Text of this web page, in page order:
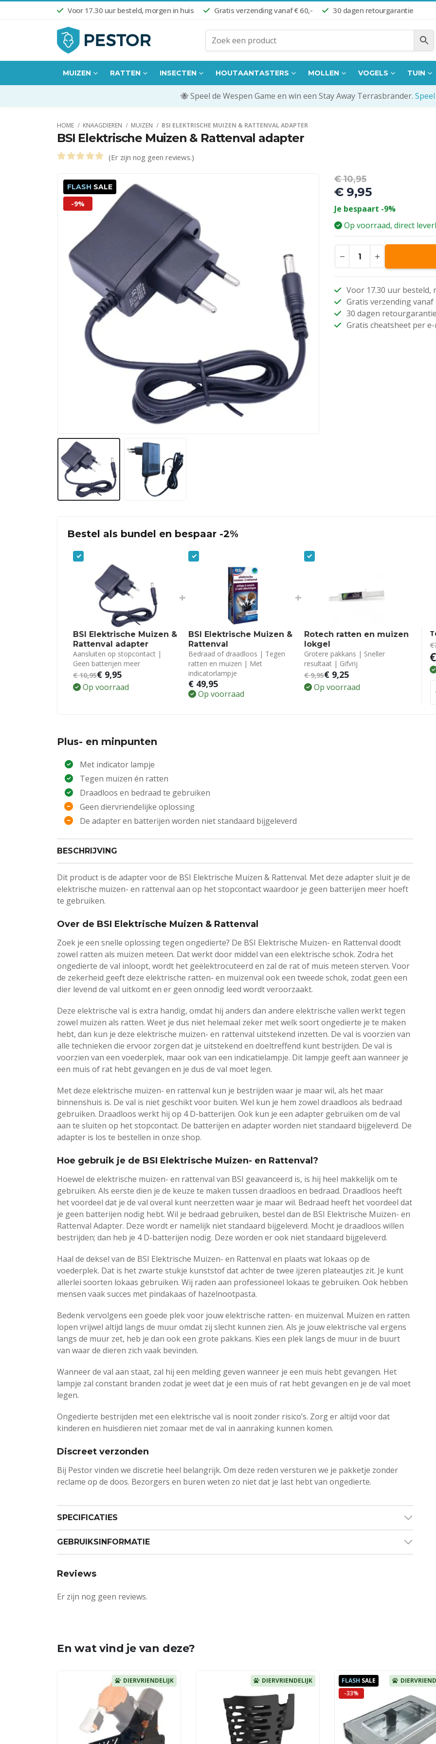
Voor 17.30 uur besteld, morgen in huis Gratis verzending vanaf € 60,- 30 dagen retourgarantie
MUIZEN RATTEN INSECTEN HOUTAANTASTERS MOLLEN VOGELS TUIN
🐝 Speel de Wespen Game en win een Stay Away Terrasbrander.
HOME KNAAGDIEREN MUIZEN BSI ELEKTRISCHE MUIZEN & RATTENVAL ADAPTER
BSI Elektrische Muizen & Rattenval adapter
(Er zijn nog geen reviews.)
FLASH SALE
-9%
€10,95
prijs
was:
€ 10,95.
€9,95
Huidige
prijs
is:
€ 9,95.
Je bespaart -9%
Op voorraad, direct
Voor 17.30 uur besteld,
Gratis verzending vanaf
30 dagen retourgarantie
Gratis cheatsheet per
Bestel als bundel en bespaar -2%
BSI Elektrische Muizen &
Rattenval adapter
Aansluiten op stopcontact |
Geen batterijen meer
€10,95€ 9,95
Op voorraad
+
BSI Elektrische Muizen &
Rattenval
Bedraad of draadloos | Tegen
ratten en muizen | Met
indicatorlampje
€ 49,95
Op voorraad
+
Rotech ratten en muizen
lokgel
Grotere pakkans | Sneller
resultaat | Gifvrij
€9,95€9,25
Op voorraad
Plus- en minpunten
Met indicator lampje
Tegen muizen én ratten
Draadloos en bedraad te gebruiken
Geen diervriendelijke oplossing
De adapter en batterijen worden niet standaard bijgeleverd
BESCHRIJVING
Dit product is de adapter voor de BSI Elektrische Muizen & Rattenval. Met deze adapter sluit je de
elektrische muizen- en rattenval aan op het stopcontact waardoor je geen batterijen meer hoeft
te gebruiken.
Over de BSI Elektrische Muizen & Rattenval
Zoek je een snelle oplossing tegen ongedierte? De BSI Elektrische Muizen- en Rattenval doodt
zowel ratten als muizen meteen. Dat werkt door middel van een elektrische schok. Zodra het
ongedierte de val inloopt, wordt het geëlektrocuteerd en zal de rat of muis meteen sterven. Voor
de zekerheid geeft deze elektrische ratten- en muizenval ook een tweede schok, zodat geen een
dier levend de val uitkomt en er geen onnodig leed wordt veroorzaakt.
Deze elektrische val is extra handig, omdat hij anders dan andere elektrische vallen werkt tegen
zowel muizen als ratten. Weet je dus niet helemaal zeker met welk soort ongedierte je te maken
hebt, dan kun je deze elektrische muizen- en rattenval uitstekend inzetten. De val is voorzien van
alle technieken die ervoor zorgen dat je uitstekend en doeltreffend kunt bestrijden. De val is
voorzien van een voederplek, maar ook van een indicatielampje. Dit lampje geeft aan wanneer je
een muis of rat hebt gevangen en je dus de val moet legen.
Met deze elektrische muizen- en rattenval kun je bestrijden waar je maar wil, als het maar
binnenshuis is. De val is niet geschikt voor buiten. Wel kun je hem zowel draadloos als bedraad
gebruiken. Draadloos werkt hij op 4 D-batterijen. Ook kun je een adapter gebruiken om de val
aan te sluiten op het stopcontact. De batterijen en adapter worden niet standaard bijgeleverd. De
adapter is los te bestellen in onze shop.
Hoe gebruik je de BSI Elektrische Muizen- en Rattenval?
Hoewel de elektrische muizen- en rattenval van BSI geavanceerd is, is hij heel makkelijk om te
gebruiken. Als eerste dien je de keuze te maken tussen draadloos en bedraad. Draadloos heeft
het voordeel dat je de val overal kunt neerzetten waar je maar wil. Bedraad heeft het voordeel dat
je geen batterijen nodig hebt. Wil je bedraad gebruiken, bestel dan de BSI Elektrische Muizen- en
Rattenval Adapter. Deze wordt er namelijk niet standaard bijgeleverd. Mocht je draadloos willen
bestrijden; dan heb je 4 D-batterijen nodig. Deze worden er ook niet standaard bijgeleverd.
Haal de deksel van de BSI Elektrische Muizen- en Rattenval en plaats wat lokaas op de
voederplek. Dat is het zwarte stukje kunststof dat achter de twee ijzeren plateautjes zit. Je kunt
allerlei soorten lokaas gebruiken. Wij raden aan professioneel lokaas te gebruiken. Ook hebben
mensen vaak succes met pindakaas of hazelnootpasta.
Bedenk vervolgens een goede plek voor jouw elektrische ratten- en muizenval. Muizen en ratten
lopen vrijwel altijd langs de muur omdat zij slecht kunnen zien. Als je jouw elektrische val ergens
langs de muur zet, heb je dan ook een grote pakkans. Kies een plek langs de muur in de buurt
van waar de dieren zich vaak bevinden.
Wanneer de val aan staat, zal hij een melding geven wanneer je een muis hebt gevangen. Het
lampje zal constant branden zodat je weet dat je een muis of rat hebt gevangen en je de val moet
legen.
Ongedierte bestrijden met een elektrische val is nooit zonder risico’s. Zorg er altijd voor dat
kinderen en huisdieren niet zomaar met de val in aanraking kunnen komen.
Discreet verzonden
Bij Pestor vinden we discretie heel belangrijk. Om deze reden versturen we je pakketje zonder
reclame op de doos. Bezorgers en buren weten zo niet dat je last hebt van ongedierte.
SPECIFICATIES
GEBRUIKSINFORMATIE
Reviews
Er zijn nog geen reviews.
En wat vind je van deze?
DIERVRIENDELIJK DIERVRIENDELIJK FLASH SALE
-33%